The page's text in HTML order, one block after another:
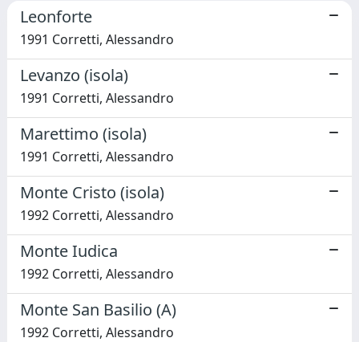
Leonforte
1991 Corretti, Alessandro
Levanzo (isola)
1991 Corretti, Alessandro
Marettimo (isola)
1991 Corretti, Alessandro
Monte Cristo (isola)
1992 Corretti, Alessandro
Monte Iudica
1992 Corretti, Alessandro
Monte San Basilio (A)
1992 Corretti, Alessandro